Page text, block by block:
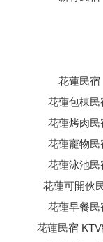
花蓮民宿
花蓮包棟民
花蓮烤肉民
花蓮寵物民
花蓮泳池民
花蓮可開伙
花蓮早餐民
花蓮民宿